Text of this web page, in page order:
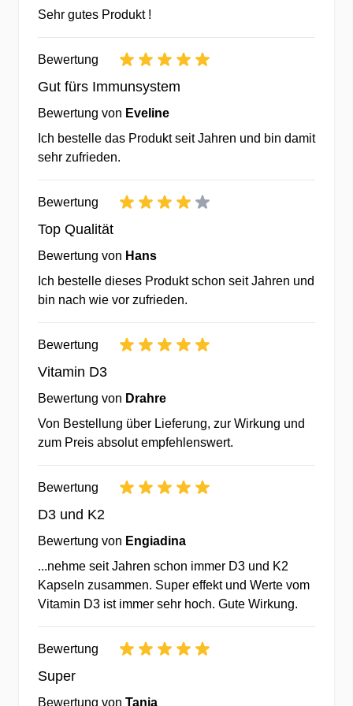
Vitamin D3.
Nahrungsergänzung täglich 100-200mcg
Vitamin K2 verwenden.
...
✔Für jede Bestellung erhalten Sie
Bestellung bei uns.
✔Interessante Rabatte &
Staffelpreise - Sparen durch
✔Günstige Preise & Eigenmarken
durch weltweiten Einkauf
Sie lieber erst einmal.
Über 20 Jahre Erfahrung bei
Nahrungsergänzungsmitteln
Optimierung von Produkten &
Sortiment
✔durch Kommunikation mit 10.000-
den Kunden in ganz Europa.
✔Gewinnen Sie mit uns an
Ernährung!
Hochwertige Rohstoffe bester
Qualität mit optimaler
Sehr gutes Produkt !
Bewertung
Gut fürs Immunsystem
Bewertung von Eveline
Ich bestelle das Produkt seit Jahren und bin damit
sehr zufrieden.
Bewertung
Top Qualität
Bewertung von Hans
Ich bestelle dieses Produkt schon seit Jahren und
bin nach wie vor zufrieden.
Bewertung
Vitamin D3
Bewertung von Drahre
Von Bestellung über Lieferung, zur Wirkung und
zum Preis absolut empfehlenswert.
Bewertung
D3 und K2
Bewertung von Engiadina
...nehme seit Jahren schon immer D3 und K2
Kapseln zusammen. Super effekt und Werte vom
Vitamin D3 ist immer sehr hoch. Gute Wirkung.
Bewertung
Super
Bewertung von Tanja